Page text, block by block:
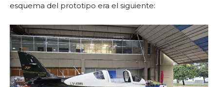
esquema del prototipo era el siguiente: